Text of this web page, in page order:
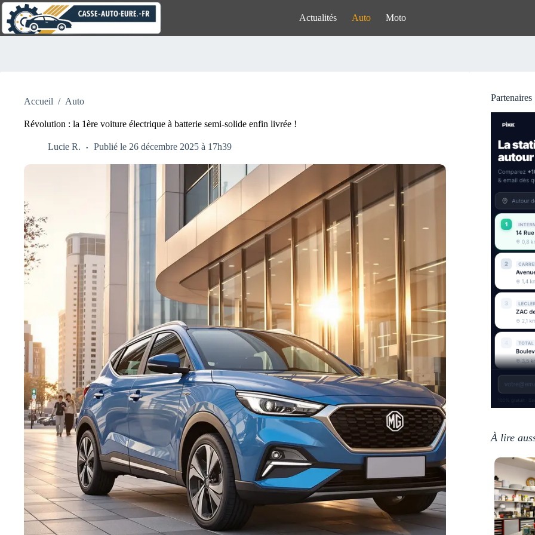
Passer
contenu
Actualités Auto Moto
Accueil / Auto
Révolution : la 1ère voiture électrique à batterie semi-solide enfin livrée !
Lucie R. Publié le 26 décembre 2025 à 17h39
Partenaires
À lire